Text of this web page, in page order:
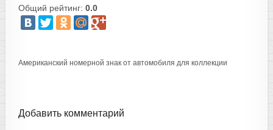
Общий рейтинг: 0.0
Американский номерной знак от автомобиля для коллекции
Добавить комментарий